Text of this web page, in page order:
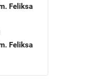
Feliksa
Feliksa